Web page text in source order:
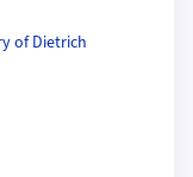
of Dietrich